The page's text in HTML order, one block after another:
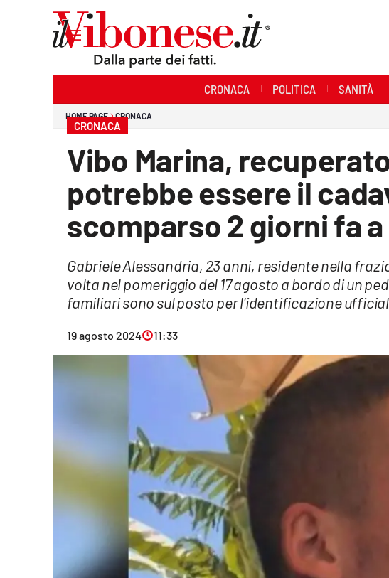
Economia e Lavoro
CRONACA POLITICA SANITÀ
HOME PAGE CRONACA
CRONACA
Vibo Marina,
potrebbe essere il
scomparso 2 giorni fa
Gabriele Alessandria, 23 anni, residente nella
volta nel pomeriggio del 17 agosto a bordo di un
familiari sono sul posto per l'identificazione
19 agosto 2024 11:33